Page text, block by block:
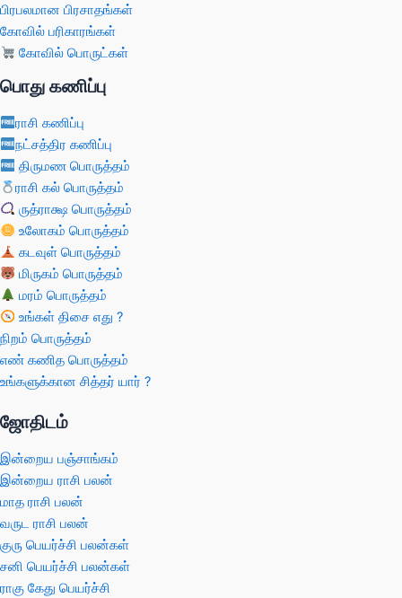
பிரபலமான பிரசாதங்கள்
கோவில் பரிகாரங்கள்
கோவில் பொருட்கள்
பொது கணிப்பு
ராசி கணிப்பு
நட்சத்திர கணிப்பு
திருமண பொருத்தம்
ராசி கல் பொருத்தம்
ருத்ராக்ஷ பொருத்தம்
உலோகம் பொருத்தம்
கடவுள் பொருத்தம்
மிருகம் பொருத்தம்
மரம் பொருத்தம்
உங்கள் திசை எது ?
நிறம் பொருத்தம்
எண் கணித பொருத்தம்
உங்களுக்கான சித்தர் யார் ?
ஜோதிடம்
இன்றைய பஞ்சாங்கம்
இன்றைய ராசி பலன்
மாத ராசி பலன்
வருட ராசி பலன்
குரு பெயர்ச்சி பலன்கள்
சனி பெயர்ச்சி பலன்கள்
ராகு கேது பெயர்ச்சி